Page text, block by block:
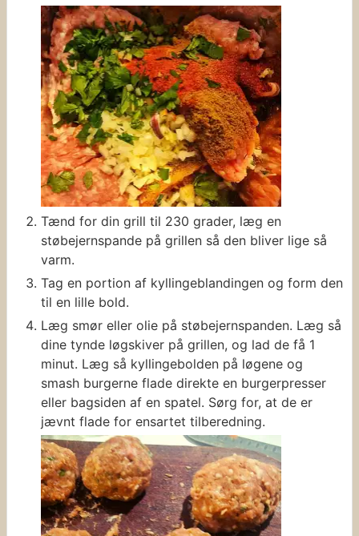
Tænd for din grill til 230 grader, læg en
støbejernspande på grillen så den bliver lige så
varm.
Tag en portion af kyllingeblandingen og form den
til en lille bold.
Læg smør eller olie på støbejernspanden. Læg så
dine tynde løgskiver på grillen, og lad de få 1
minut. Læg så kyllingebolden på løgene og
smash burgerne flade direkte en burgerpresser
eller bagsiden af en spatel. Sørg for, at de er
jævnt flade for ensartet tilberedning.